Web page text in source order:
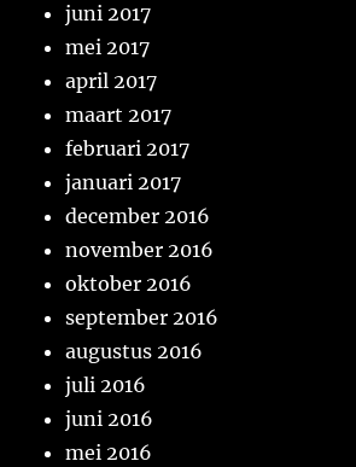
juni 2017
mei 2017
april 2017
maart 2017
februari 2017
januari 2017
december 2016
november 2016
oktober 2016
september 2016
augustus 2016
juli 2016
juni 2016
mei 2016